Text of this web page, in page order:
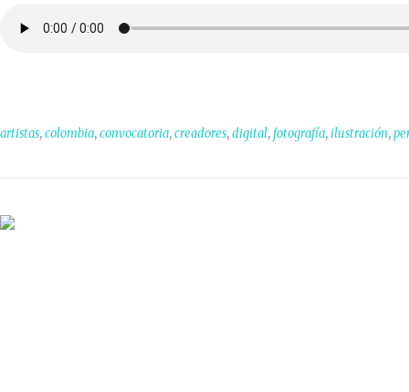
artistas,colombia,convocatoria,creadores,digital, fotografía,ilustración,